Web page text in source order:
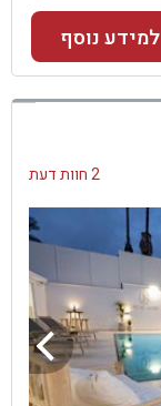
למידע נוסף
2 חוות דעת